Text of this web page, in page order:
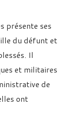
présente ses
du défunt et
Il
et militaires
de
ont